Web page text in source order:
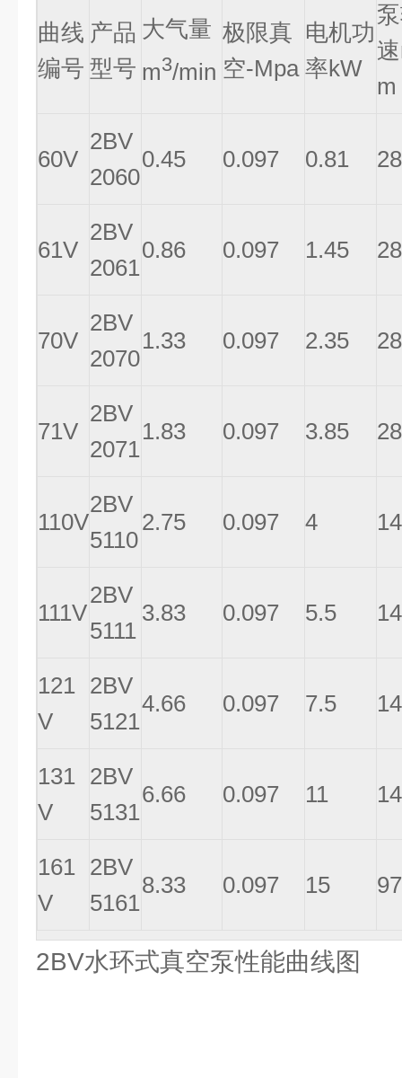
曲线
编号
产品
型号
大气量
m3/min
极限真
空-Mpa
电机功
率kW
m
60V
2BV
2060
0.45 0.097 0.81
61V
2BV
2061
0.86 0.097 1.45
70V
2BV
2070
1.33 0.097 2.35
71V
2BV
2071
1.83 0.097 3.85
110V
2BV
5110
2.75 0.097 4
111V
2BV
5111
3.83 0.097 5.5
121
V
2BV
5121
4.66 0.097 7.5
131
V
2BV
5131
6.66 0.097 11
161
V
2BV
5161
8.33 0.097 15
2BV水环式真空泵性能曲线图